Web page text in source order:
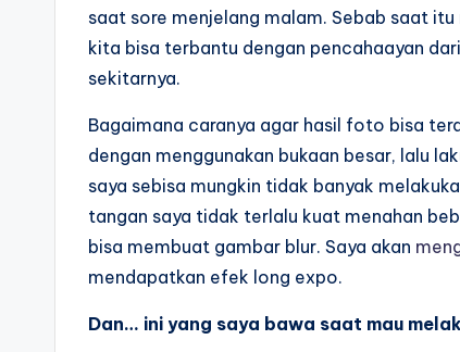
saat sore menjelang malam. Sebab saat
kita bisa terbantu dengan pencahaayan
sekitarnya.
Bagaimana caranya agar hasil foto bisa
dengan menggunakan bukaan besar, lalu
saya sebisa mungkin tidak banyak
tangan saya tidak terlalu kuat menahan
bisa membuat gambar blur. Saya akan
mendapatkan efek long expo.
Dan… ini yang saya bawa saat mau